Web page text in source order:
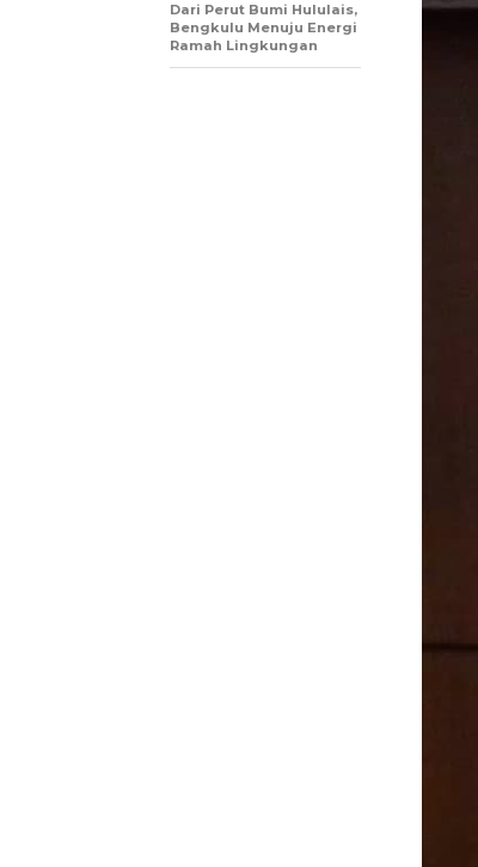
Dari Perut Bumi Hululais,
Bengkulu Menuju Energi
Ramah Lingkungan